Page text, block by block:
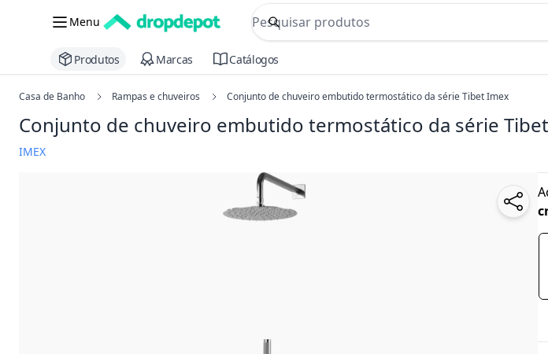
Menu
commerce search no header
Procurar
Produtos Marcas Catálogos
Casa de Banho Rampas e chuveiros Conjunto de chuveiro embutido termostático da série Tibet Imex
Conjunto de chuveiro embutido termostático da série
IMEX